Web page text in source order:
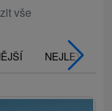
vše
NEJLEVNĚJŠÍ